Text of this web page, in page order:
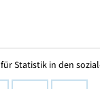
Statistik in den